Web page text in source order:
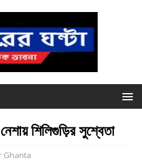
শিলিগুড়ির সুশ্বেতা
Ghanta